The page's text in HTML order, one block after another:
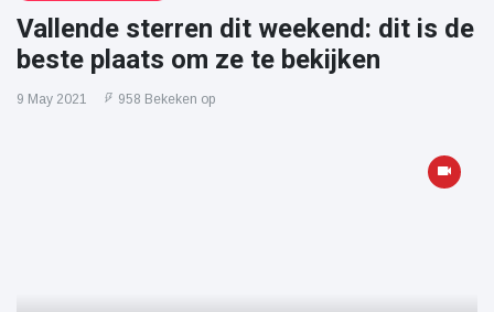
Vallende sterren dit weekend: dit is de
beste plaats om ze te bekijken
9 May 2021 958 Bekeken op